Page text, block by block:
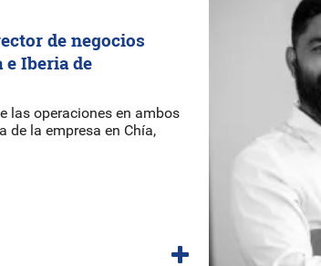
de negocios
Iberia de
las operaciones en ambos
de la empresa en Chía,